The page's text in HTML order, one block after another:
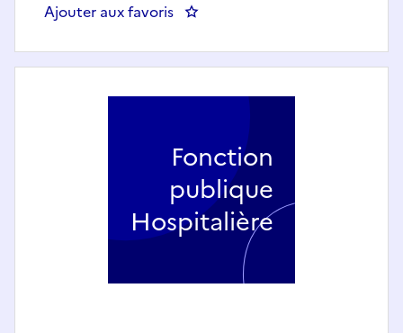
Ajouter aux favoris : MANIPULATEUR EN
Fonction
publique
Hospitalière